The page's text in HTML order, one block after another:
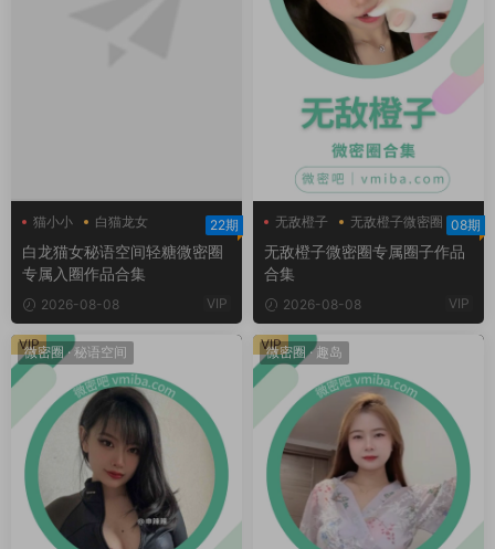
猫小小
白猫龙女
白猫龙女轻糖乐园
22期
白龙猫女秘语空间轻糖微密圈
专属入圈作品合集
2026-08-08 VIP
无敌橙子 无敌橙子微密圈 08期
无敌橙子微密圈专属圈子作品
合集
2026-08-08 VIP
微密圈·秘语空间
VIP 微密圈·趣岛
VIP